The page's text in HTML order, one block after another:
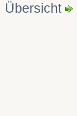
Übersicht